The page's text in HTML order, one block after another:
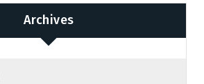
Archives